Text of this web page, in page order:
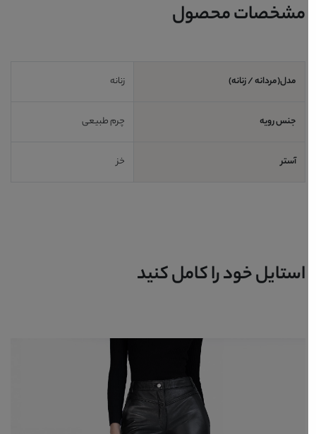
مشخصات محصول
مدل(مردانه / زنانه) زنانه
جنس رویه چرم طبیعی
آستر
استایل خود را کامل کنید